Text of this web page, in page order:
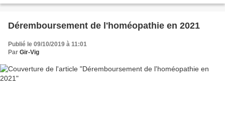
Déremboursement de l'homéopathie en 2021
Publié le 09/10/2019 à 11:01
Par Gir-Vig